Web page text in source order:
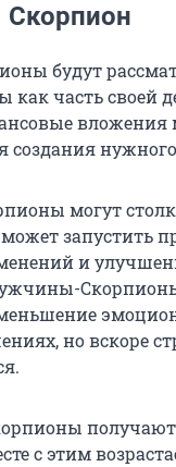
Скорпион
будут
как часть своей
вложения
создания
могут
запустить
и
но вскоре
получают
с этим